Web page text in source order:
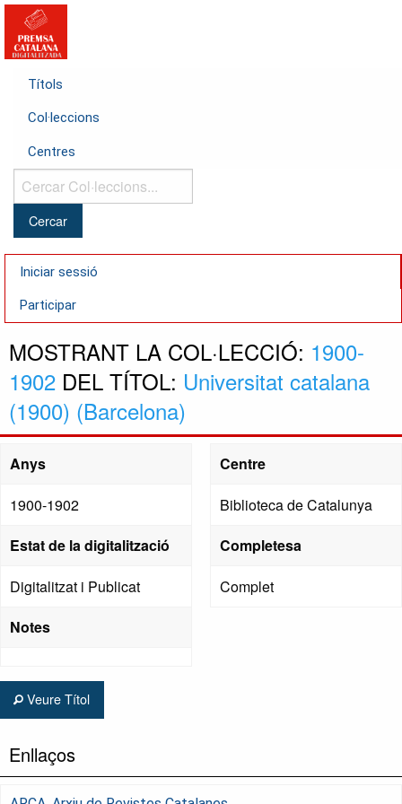
Títols
Col·leccions
Centres
Cercar
Col·leccions...
Iniciar sessió
Participar
MOSTRANT LA COL·LECCIÓ: 1900-
1902 DEL TÍTOL: Universitat catalana
(1900) (Barcelona)
Anys
1900-1902
Estat de la digitalització
Digitalitzat i Publicat
Notes
Centre
Biblioteca de Catalunya
Completesa
Complet
Veure Títol
Enllaços